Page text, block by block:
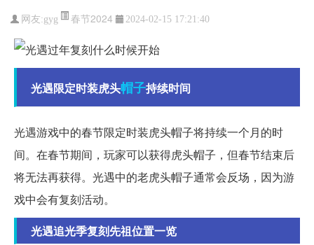
网友:gyg 春节2024 2024-02-15 17:21:40
光遇限定时装虎头帽子持续时间
光遇游戏中的春节限定时装虎头帽子将持续一个月的时
间。在春节期间，玩家可以获得虎头帽子，但春节结束后
将无法再获得。光遇中的老虎头帽子通常会反场，因为游
戏中会有复刻活动。
光遇追光季复刻先祖位置一览